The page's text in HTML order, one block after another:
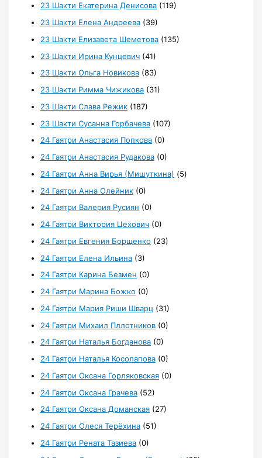
23 Шакти Екатерина Денисова (119)
23 Шакти Елена Андреева (39)
23 Шакти Елизавета Шеметова (135)
23 Шакти Ирина Кунцевич (41)
23 Шакти Ольга Новикова (83)
23 Шакти Римма Чижикова (31)
23 Шакти Слава Режик (187)
23 Шакти Сусанна Горбачева (107)
24 Гаятри Анастасия Попкова (0)
24 Гаятри Анастасия Рудакова (0)
24 Гаятри Анна Вирья (Мишуткина) (5)
24 Гаятри Анна Олейник (0)
24 Гаятри Валерия Русиян (0)
24 Гаятри Виктория Цехович (0)
24 Гаятри Евгения Борщенко (23)
24 Гаятри Елена Ильина (3)
24 Гаятри Карина Безмен (0)
24 Гаятри Марина Божко (0)
24 Гаятри Мария Риши Шварц (31)
24 Гаятри Михаил Пллотников (0)
24 Гаятри Наталья Богданова (0)
24 Гаятри Наталья Косолапова (0)
24 Гаятри Оксана Горляковская (0)
24 Гаятри Оксана Грачева (52)
24 Гаятри Оксана Доманская (27)
24 Гаятри Олеся Терёхина (51)
24 Гаятри Рената Тазиева (0)